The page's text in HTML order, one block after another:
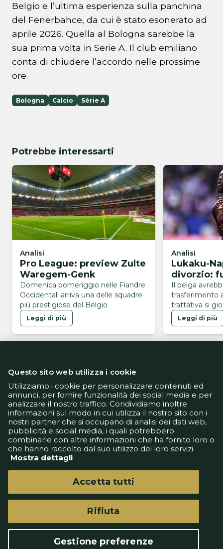
Belgio e l’ultima esperienza sulla panchina
del Fenerbahce, da cui è stato esonerato ad
aprile 2026. Quella al Bologna sarebbe la
sua prima volta in Serie A. Il club emiliano
conta di chiudere l’accordo nelle prossime
ore.
Bologna Calcio Série A
Potrebbe interessarti
Analisi
Pro League: preview Zulte
Waregem-Genk
Domenica pomeriggio nelle Fiandre
Occidentali arriva una delle squadre
più prestigiose del Belgio
Leggi di più
Analisi
Lukaku-
divorzio:
Il belga
trasferimento
trattativa si
domanda e
catena sul
azzurri
Leggi di più
Informativa Privacy
Informativa Cookie
Tech App
Gestione preferenze
support@goldbetlive.it
GoldBetlive è un sito di GBO Italy Spa
Questo sito non rappresenta una testata
giornalistica in quanto viene aggiornato senza
Questo sito web utilizza i cookie
Utilizziamo i cookie per personalizzare contenuti ed
annunci, per fornire funzionalità dei social media e per
analizzare il nostro traffico. Condividiamo inoltre
informazioni sul modo in cui utilizza il nostro sito con i
nostri partner che si occupano di analisi dei dati web,
pubblicità e social media, i quali potrebbero
combinarle con altre informazioni che ha fornito loro o
che hanno raccolto dal suo utilizzo dei loro servizi.
Mostra dettagli
Gestione preferenze
Rifiuta
Accetta tutti